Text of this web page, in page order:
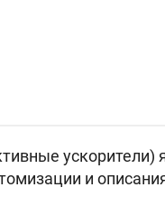
ускорители)
и